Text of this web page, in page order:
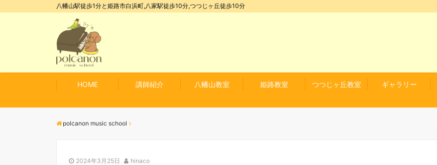
八幡山駅徒歩1分と姫路市白浜町,八家駅徒歩10分,つつじヶ丘徒歩10分
HOME 講師紹介 八幡山教室 姫路教室 つつじヶ丘教室 ギャラリー
polcanon music school
2024年3月25日 hinaco